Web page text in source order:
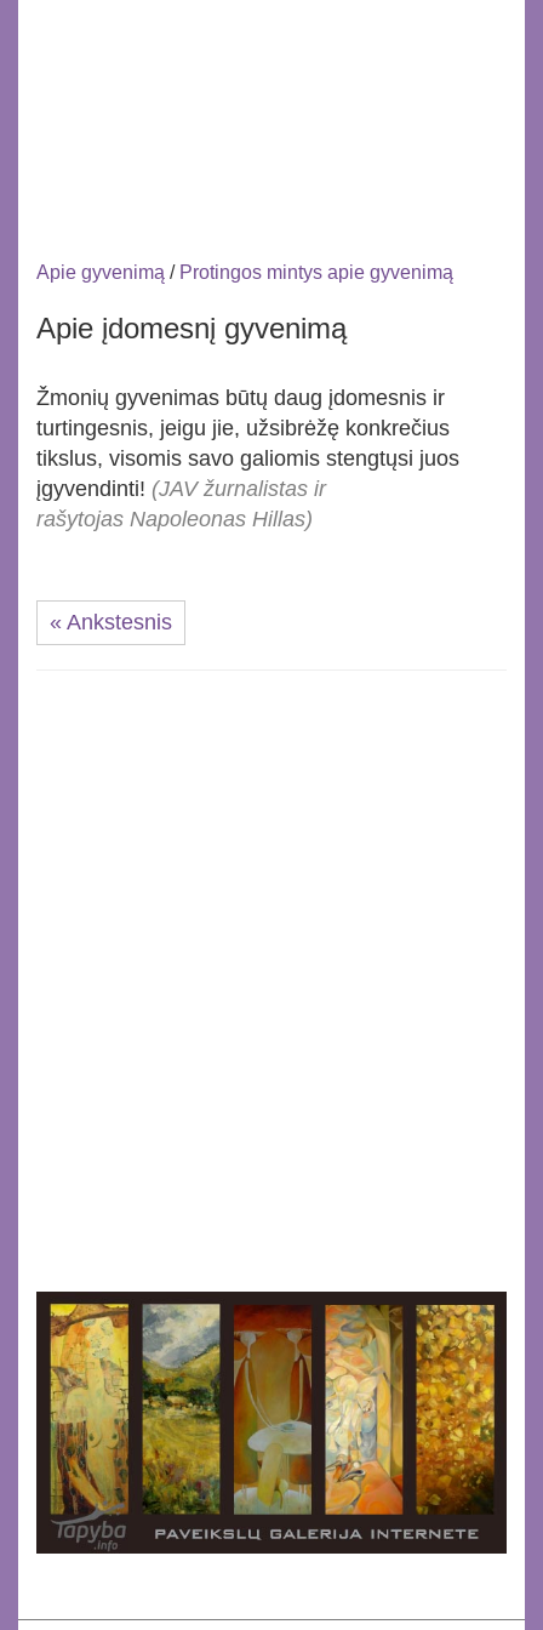
Apie gyvenimą / Protingos mintys apie gyvenimą
Apie įdomesnį gyvenimą
Žmonių gyvenimas būtų daug įdomesnis ir
turtingesnis, jeigu jie, užsibrėžę konkrečius
tikslus, visomis savo galiomis stengtųsi juos
įgyvendinti! (JAV žurnalistas ir
rašytojas Napoleonas Hillas)
« Ankstesnis